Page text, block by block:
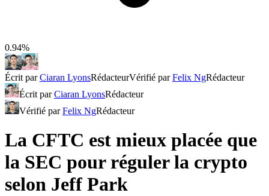
0.94%
Écrit parCiaran LyonsRédacteurVérifié parFelix NgRédacteur
Écrit parCiaran LyonsRédacteur
Vérifié parFelix NgRédacteur
La CFTC est mieux placée que
la SEC pour réguler la crypto
selon Jeff Park